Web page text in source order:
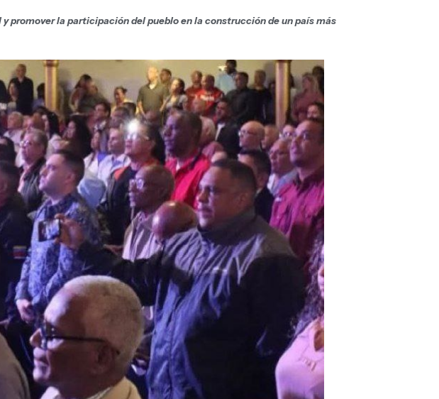
promover la participación del pueblo en la construcción de un país más